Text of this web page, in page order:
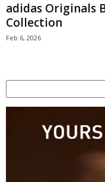
adidas Originals
Collection
Feb 6, 2026